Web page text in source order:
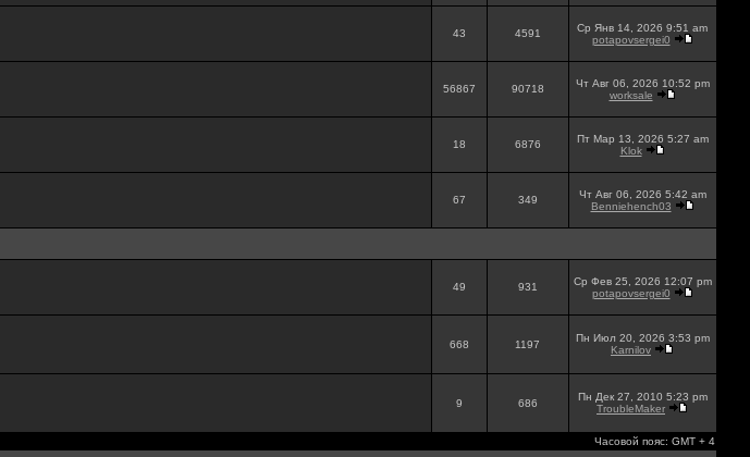
43 4591
Ср Янв 14, 2026 9:51 am
potapovsergei0
56867 90718
Чт Авг 06, 2026 10:52 pm
worksale
18 6876
Пт Мар 13, 2026 5:27 am
Klok
67 349
Чт Авг 06, 2026 5:42 am
Benniehench03
49 931
Ср Фев 25, 2026 12:07 pm
potapovsergei0
668 1197
Пн Июл 20, 2026 3:53 pm
Karnilov
9 686
Пн Дек 27, 2010 5:23 pm
TroubleMaker
Часовой пояс: GMT + 4